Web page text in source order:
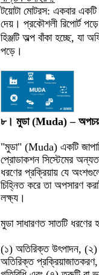
টয়োটা মোটরস: একবার একটি
দেয়। প্রকৌশলী রিপোর্ট পড়ে
হিঞ্জটি অল্প বাঁকা হচ্ছে, যা
পড়ে।
৮। মুডা (Muda) –
"মুডা" (Muda) একটি
প্রোডাকশন সিস্টেমের
ধরণের প্রক্রিয়ায় যে
চিহ্নিত করে তা অপসারণ
লক্ষ্য।
মুডা সাধারণত সাতটি ধরণের
(১) অতিরিক্ত উৎপাদন,
অতিরিক্ত